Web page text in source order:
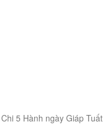
5 Hành ngày Giáp Tuất